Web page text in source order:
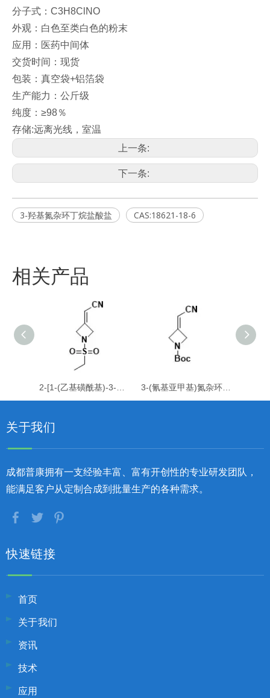
分子式：C3H8ClNO
外观：白色至类白色的粉末
应用：医药中间体
交货时间：现货
包装：真空袋+铝箔袋
生产能力：公斤级
纯度：≥98％
存储:远离光线，室温
上一条:
下一条:
3-羟基氮杂环丁烷盐酸盐 CAS:18621-18-6
相关产品
关于我们
成都普康拥有一支经验丰富、富有开创性的专业研发团队，
能满足客户从定制合成到批量生产的各种需求。
快速链接
首页
关于我们
资讯
技术
应用